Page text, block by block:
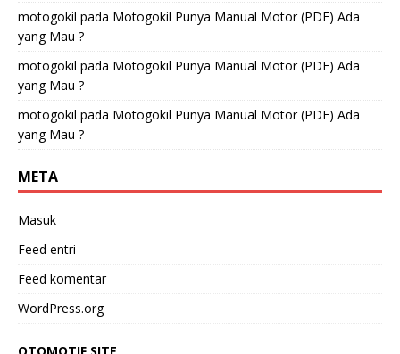
motogokil pada Motogokil Punya Manual Motor (PDF) Ada
yang Mau ?
motogokil pada Motogokil Punya Manual Motor (PDF) Ada
yang Mau ?
motogokil pada Motogokil Punya Manual Motor (PDF) Ada
yang Mau ?
META
Masuk
Feed entri
Feed komentar
WordPress.org